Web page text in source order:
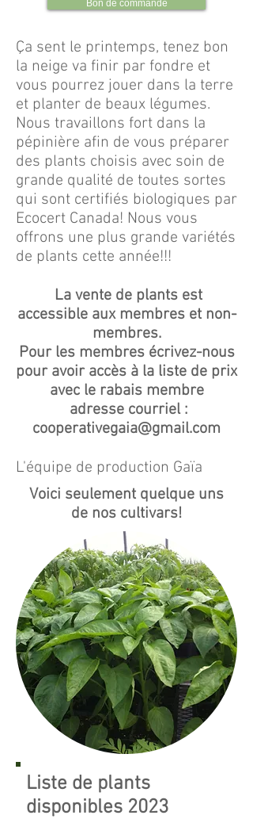
Bon de commande
Ça sent le printemps, tenez bon
la neige va finir par fondre et
vous pourrez jouer dans la terre
et planter de beaux légumes.
Nous travaillons fort dans la
pépinière afin de vous préparer
des plants choisis avec soin de
grande qualité de toutes sortes
qui sont certifiés biologiques par
Ecocert Canada! Nous vous
offrons une plus grande variétés
de plants cette année!!!
La vente de plants est
accessible aux membres et non-
membres.
Pour les membres écrivez-nous
pour avoir accès à la liste de prix
avec le rabais membre
adressecourriel :
cooperativegaia@gmail.com
L'équipe de production Gaïa
Voici seulement quelque uns
de nos cultivars!
Liste de plants
disponibles 2023